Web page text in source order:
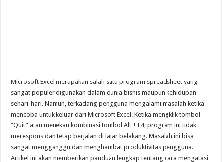
Microsoft Excel merupakan salah satu program spreadsheet yang
sangat populer digunakan dalam dunia bisnis maupun kehidupan
sehari-hari. Namun, terkadang pengguna mengalami masalah ketika
mencoba untuk keluar dari Microsoft Excel. Ketika mengklik tombol
“Quit” atau menekan kombinasi tombol Alt + F4, program ini tidak
merespons dan tetap berjalan di latar belakang. Masalah ini bisa
sangat mengganggu dan menghambat produktivitas pengguna.
Artikel ini akan memberikan panduan lengkap tentang cara mengatasi